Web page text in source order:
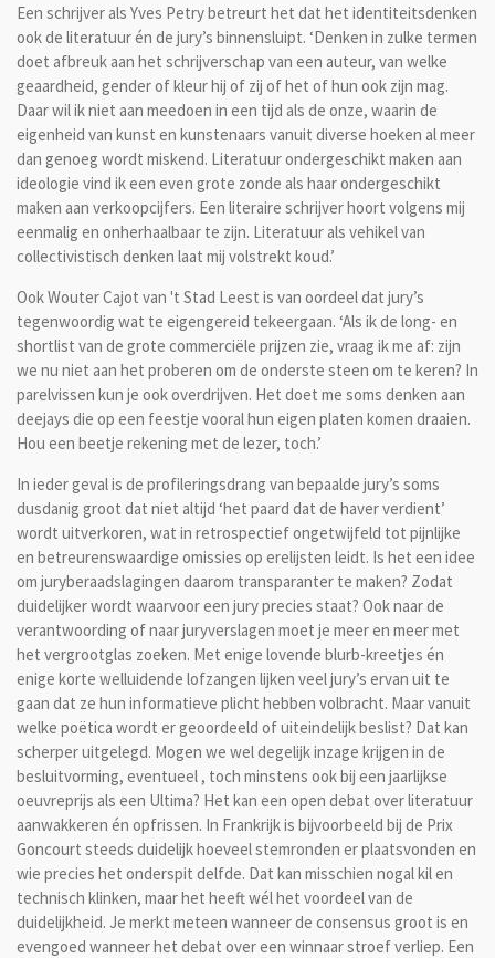
Een schrijver als Yves Petry betreurt het dat het identiteitsdenken
ook de literatuur én de jury’s binnensluipt. ‘Denken in zulke termen
doet afbreuk aan het schrijverschap van een auteur, van welke
geaardheid, gender of kleur hij of zij of het of hun ook zijn mag.
Daar wil ik niet aan meedoen in een tijd als de onze, waarin de
eigenheid van kunst en kunstenaars vanuit diverse hoeken al meer
dan genoeg wordt miskend. Literatuur ondergeschikt maken aan
ideologie vind ik een even grote zonde als haar ondergeschikt
maken aan verkoopcijfers. Een literaire schrijver hoort volgens mij
eenmalig en onherhaalbaar te zijn. Literatuur als vehikel van
collectivistisch denken laat mij volstrekt koud.’
Ook Wouter Cajot van 't Stad Leest is van oordeel dat jury’s
tegenwoordig wat te eigengereid tekeergaan. ‘Als ik de long- en
shortlist van de grote commerciële prijzen zie, vraag ik me af: zijn
we nu niet aan het proberen om de onderste steen om te keren? In
parelvissen kun je ook overdrijven. Het doet me soms denken aan
deejays die op een feestje vooral hun eigen platen komen draaien.
Hou een beetje rekening met de lezer, toch.’
In ieder geval is de profileringsdrang van bepaalde jury’s soms
dusdanig groot dat niet altijd ‘het paard dat de haver verdient’
wordt uitverkoren, wat in retrospectief ongetwijfeld tot pijnlijke
en betreurenswaardige omissies op erelijsten leidt. Is het een idee
om juryberaadslagingen daarom transparanter te maken? Zodat
duidelijker wordt waarvoor een jury precies staat? Ook naar de
verantwoording of naar juryverslagen moet je meer en meer met
het vergrootglas zoeken. Met enige lovende blurb-kreetjes én
enige korte welluidende lofzangen lijken veel jury’s ervan uit te
gaan dat ze hun informatieve plicht hebben volbracht. Maar vanuit
welke poëtica wordt er geoordeeld of uiteindelijk beslist? Dat kan
scherper uitgelegd. Mogen we wel degelijk inzage krijgen in de
besluitvorming, eventueel , toch minstens ook bij een jaarlijkse
oeuvreprijs als een Ultima? Het kan een open debat over literatuur
aanwakkeren én opfrissen. In Frankrijk is bijvoorbeeld bij de Prix
Goncourt steeds duidelijk hoeveel stemronden er plaatsvonden en
wie precies het onderspit delfde. Dat kan misschien nogal kil en
technisch klinken, maar het heeft wél het voordeel van de
duidelijkheid. Je merkt meteen wanneer de consensus groot is en
evengoed wanneer het debat over een winnaar stroef verliep. Een